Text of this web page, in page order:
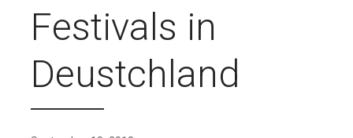
Festivals in
Deustchland